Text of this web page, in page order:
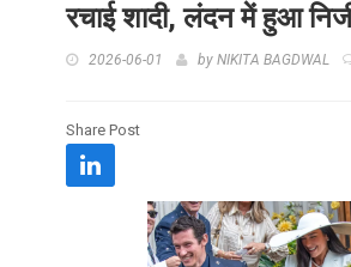
रचाई शादी, लंदन में हुआ
2026-06-01 by NIKITA BAGDWAL
Share Post